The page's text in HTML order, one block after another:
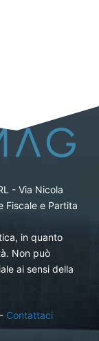
- Via Nicola
Fiscale e Partita
in quanto
Non può
ai sensi della
Contattaci